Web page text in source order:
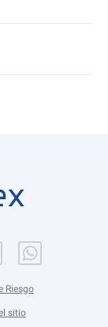
Riesgo
sitio